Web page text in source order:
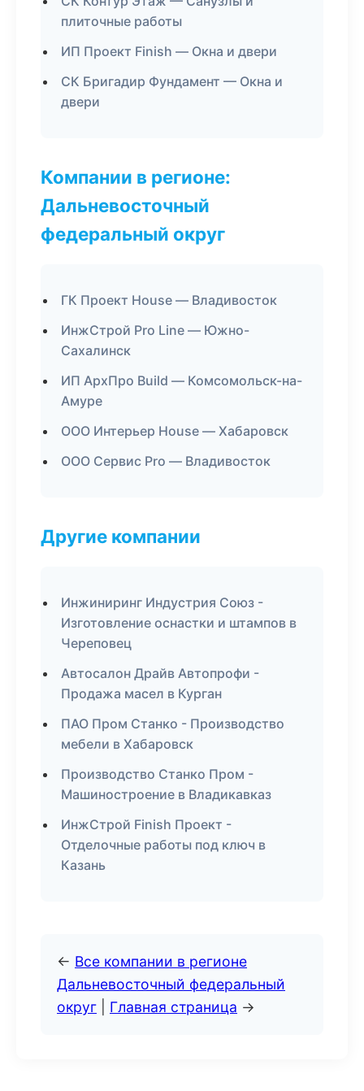
плиточные работы
ИП Проект Finish — Окна и двери
СК Бригадир Фундамент — Окна и
двери
Компании в регионе:
Дальневосточный
федеральный округ
ГК Проект House — Владивосток
ИнжСтрой Pro Line — Южно-
Сахалинск
ИП АрхПро Build — Комсомольск-на-
Амуре
ООО Интерьер House — Хабаровск
ООО Сервис Pro — Владивосток
Другие компании
Инжиниринг Индустрия Союз -
Изготовление оснастки и штампов в
Череповец
Автосалон Драйв Автопрофи -
Продажа масел в Курган
ПАО Пром Станко - Производство
мебели в Хабаровск
Производство Станко Пром -
Машиностроение в Владикавказ
ИнжСтрой Finish Проект -
Отделочные работы под ключ в
Казань
← Все компании в регионе
Дальневосточный федеральный
округ
Главная страница →